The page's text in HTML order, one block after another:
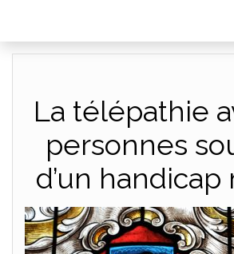
La télépathie
personnes
d’un